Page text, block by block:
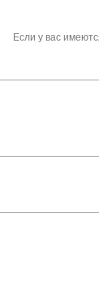
Если у вас